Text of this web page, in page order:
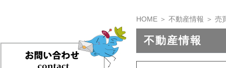
HOME ＞ 不動産情報 ＞ 売
不動産情報